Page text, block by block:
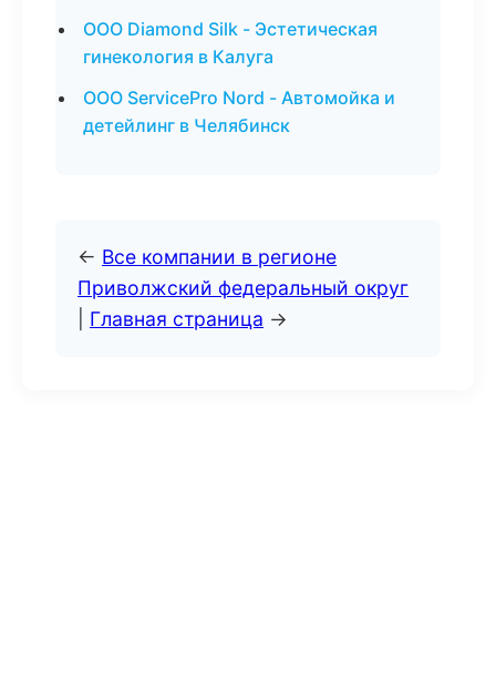
ООО Diamond Silk - Эстетическая
гинекология в Калуга
ООО ServicePro Nord - Автомойка и
детейлинг в Челябинск
← Все компании в регионе
Приволжский федеральный округ
Главная страница →